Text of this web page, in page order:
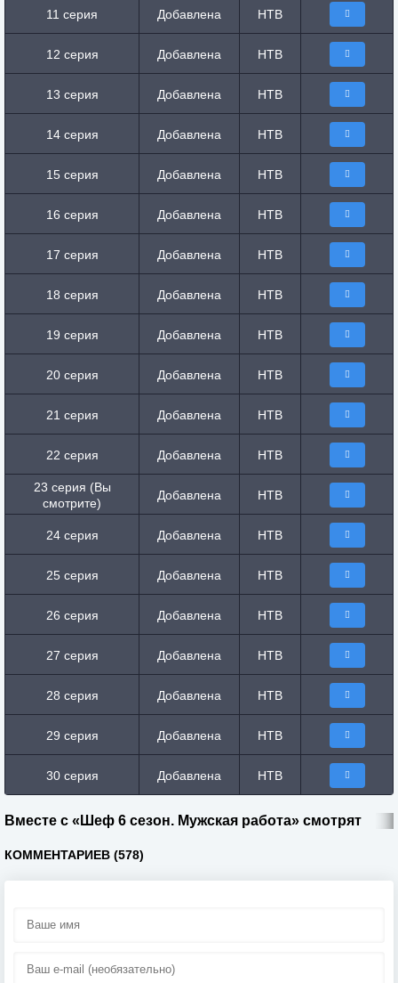
11 серия Добавлена НТВ
12 серия Добавлена НТВ
13 серия Добавлена НТВ
14 серия Добавлена НТВ
15 серия Добавлена НТВ
16 серия Добавлена НТВ
17 серия Добавлена НТВ
18 серия Добавлена НТВ
19 серия Добавлена НТВ
20 серия Добавлена НТВ
21 серия Добавлена НТВ
22 серия Добавлена НТВ
23 серия (Вы
смотрите)
Добавлена НТВ
24 серия Добавлена НТВ
25 серия Добавлена НТВ
26 серия Добавлена НТВ
27 серия Добавлена НТВ
28 серия Добавлена НТВ
29 серия Добавлена НТВ
30 серия Добавлена НТВ
Вместе с «Шеф 6 сезон. Мужская работа» смотрят
КОММЕНТАРИЕВ (578)